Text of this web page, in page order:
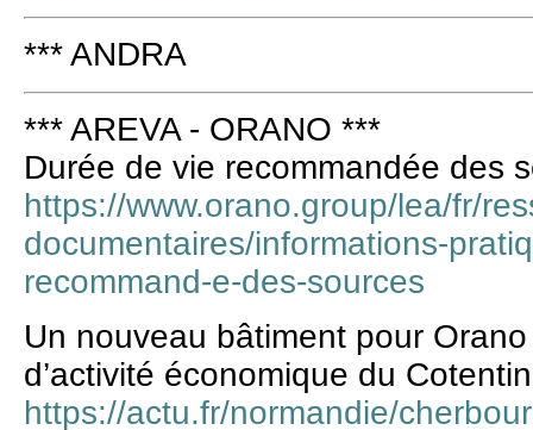
*** ANDRA
*** AREVA - ORANO ***
Durée de vie recommandée des
https://www.orano.group/lea/fr/
documentaires/informations-
recommand-e-des-sources
Un nouveau bâtiment pour
d’activité économique du
https://actu.fr/normandie/